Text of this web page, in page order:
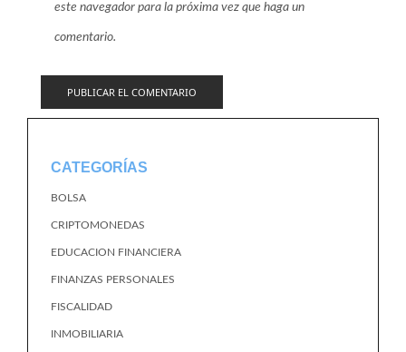
este navegador para la próxima vez que haga un
comentario.
CATEGORÍAS
BOLSA
CRIPTOMONEDAS
EDUCACION FINANCIERA
FINANZAS PERSONALES
FISCALIDAD
INMOBILIARIA